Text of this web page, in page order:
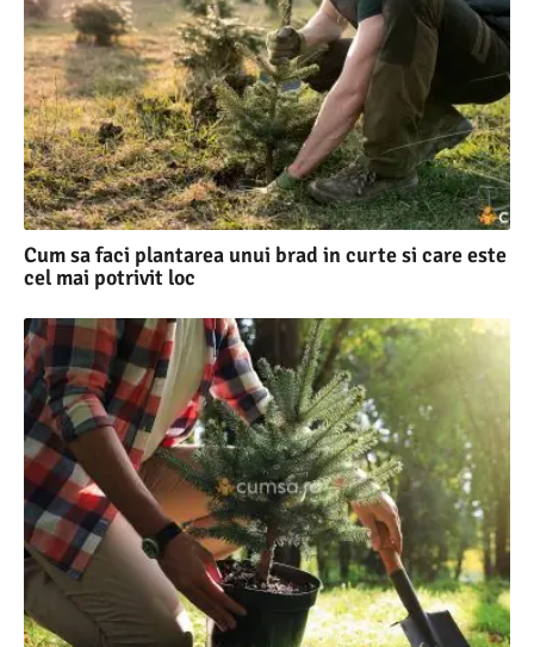
Cum sa faci plantarea unui brad in curte si care este
cel mai potrivit loc